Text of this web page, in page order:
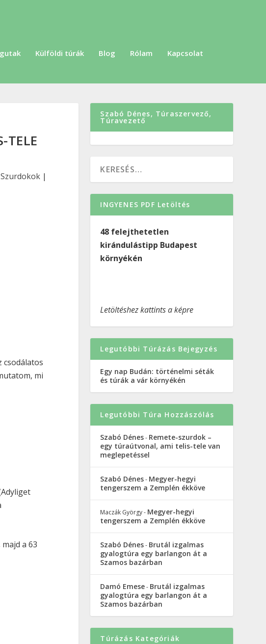
Külföldi túrák Blog Rólam Kapcsolat
TELE
Szurdokok|
csodálatos
mi
a 63
Szabó Dénes, Túraszervező,
Túravezető
INGYENES PDF Letöltés
48 felejthetetlen
kirándulástipp Budapest
környékén
Letöltéshez kattints a képre
Legutóbbi Túrázás Bejegyzés
Egy nap Budán: történelmi séták
és túrák a vár környékén
Legutóbbi Túra Hozzászólás
Szabó Dénes- Remete-szurdok –
egy túraútvonal, ami telis-tele van
meglepetéssel
Szabó Dénes- Megyer-hegyi
tengerszem a Zemplén ékköve
Maczák György- Megyer-hegyi
tengerszem a Zemplén ékköve
Szabó Dénes- Brutál izgalmas
gyalogtúra egy barlangon át a
Szamos bazárban
Damó Emese- Brutál izgalmas
gyalogtúra egy barlangon át a
Szamos bazárban
Túrázás Kategóriák